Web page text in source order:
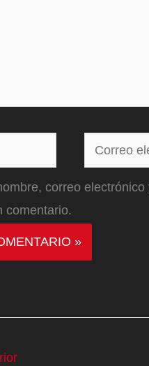
Correo
electrónico*
correo
comentario.